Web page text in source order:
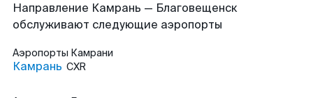
Направление Камрань — Благовещенск
обслуживают следующие аэропорты
Аэропорты Камрани
Камрань CXR